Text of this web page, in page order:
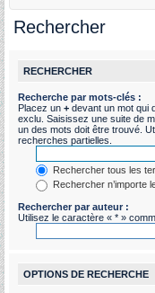
Rechercher
RECHERCHER
Recherche par mots-clés :
Placez un + devant un mot qui
exclu. Saisissez une suite de
un des mots doit être trouvé.
recherches partielles.
Rechercher tous les
Rechercher n’importe
Rechercher par auteur :
Utilisez le caractère « * »
OPTIONS DE RECHERCHE